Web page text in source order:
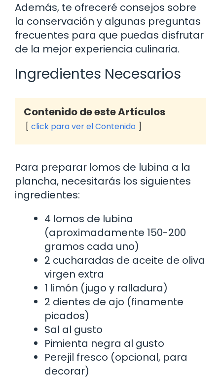
Además, te ofreceré consejos sobre
la conservación y algunas preguntas
frecuentes para que puedas disfrutar
de la mejor experiencia culinaria.
Ingredientes Necesarios
Contenido de este Artículos
click para ver el Contenido
Para preparar lomos de lubina a la
plancha, necesitarás los siguientes
ingredientes:
4 lomos de lubina
(aproximadamente 150-200
gramos cada uno)
2 cucharadas de aceite de oliva
virgen extra
1 limón (jugo y ralladura)
2 dientes de ajo (finamente
picados)
Sal al gusto
Pimienta negra al gusto
Perejil fresco (opcional, para
decorar)